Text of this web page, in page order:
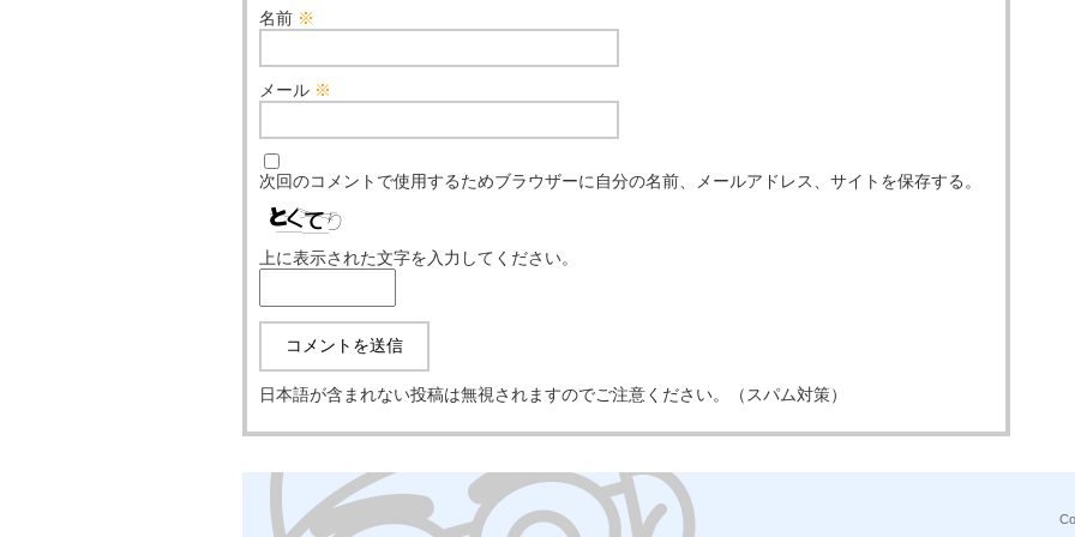
名前 ※
メール ※
次回のコメントで使用するためブラウザーに自分の名前、メールアドレス、サイトを保存する。
上に表示された文字を入力してください。
日本語が含まれない投稿は無視されますのでご注意ください。（スパム対策）